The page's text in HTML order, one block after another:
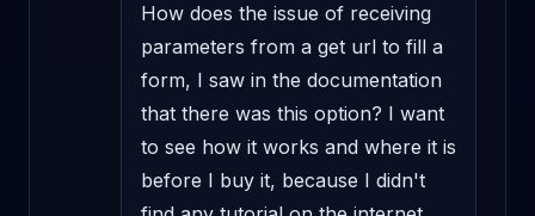
How does the issue of receiving
parameters from a get url to fill a
form, I saw in the documentation
that there was this option? I want
to see how it works and where it is
before I buy it, because I didn't